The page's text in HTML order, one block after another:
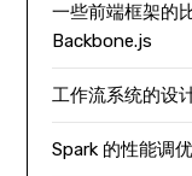
一些前端框架的
Backbone.js
工作流系统的设
Spark 的性能调优